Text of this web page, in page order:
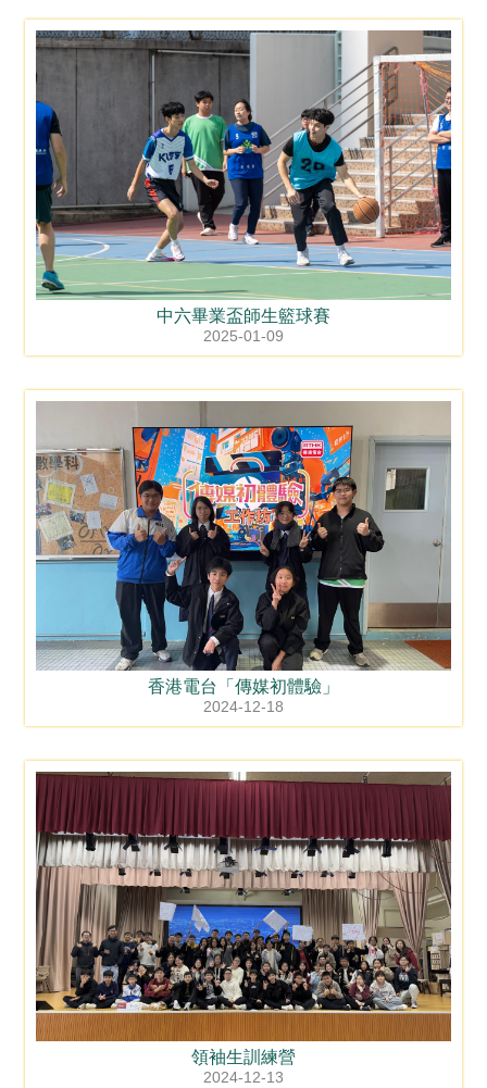
中六畢業盃師生籃球賽
2025-01-09
香港電台「傳媒初體驗」
2024-12-18
領袖生訓練營
2024-12-13